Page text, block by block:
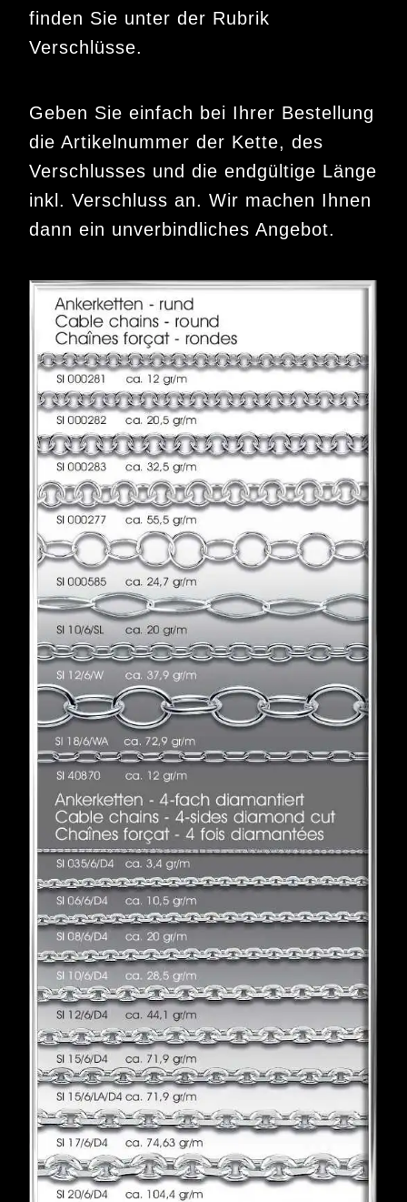
finden Sie unter der Rubrik
Verschlüsse.
Geben Sie einfach bei Ihrer Bestellung
die Artikelnummer der Kette, des
Verschlusses und die endgültige Länge
inkl. Verschluss an. Wir machen Ihnen
dann ein unverbindliches Angebot.